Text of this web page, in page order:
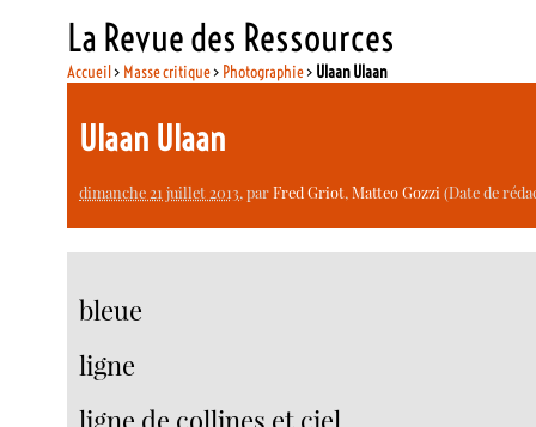
La Revue des Ressources
Accueil> Masse critique> Photographie> Ulaan Ulaan
Ulaan Ulaan
dimanche 21 juillet 2013, parFred Griot,Matteo Gozzi (Date de
bleue
ligne
ligne de collines et ciel